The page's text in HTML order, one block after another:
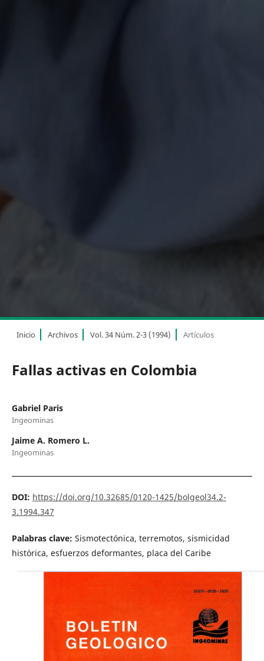
Inicio Archivos Vol. 34 Núm. 2-3 (1994) Artículos
Fallas activas en Colombia
Gabriel Paris
Ingeominas
Jaime A. Romero L.
Ingeominas
DOI: https://doi.org/10.32685/0120-1425/bolgeol34.2-
3.1994.347
Palabras clave: Sismotectónica, terremotos, sismicidad
histórica, esfuerzos deformantes, placa del Caribe